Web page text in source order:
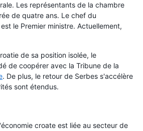
Les représentants de la chambre
de quatre ans. Le chef du
le Premier ministre. Actuellement,
de sa position isolée, le
de coopérer avec la Tribune de la
. De plus, le retour de Serbes s'accélère
sont étendus.
croate est liée au secteur de